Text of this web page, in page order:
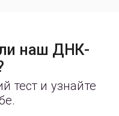
наш ДНК-
тест и узнайте